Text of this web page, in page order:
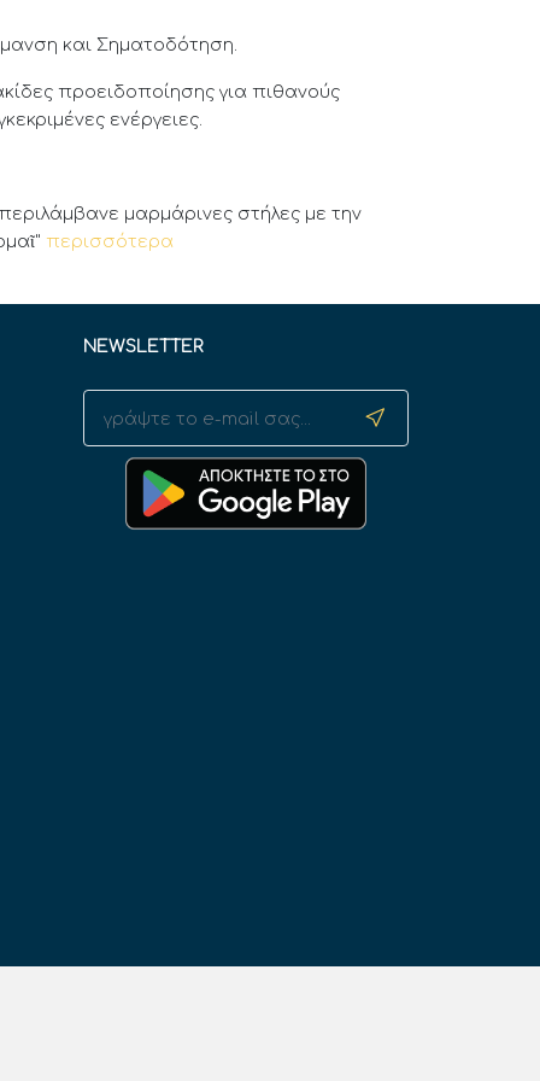
και Σηματοδότηση.
προειδοποίησης για πιθανούς
ενέργειες.
μαρμάρινες στήλες με την
περισσότερα
NEWSLETTER